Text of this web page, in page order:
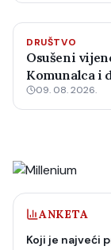
DRUŠTVO
Osušeni
Komunalca i
09. 08. 2026.
ANKETA
Koji je najveći